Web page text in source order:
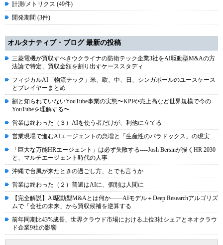
計測/メトリクス (49件)
開発期間 (3件)
オルタナティブ・ブログ 最新の投稿
三菱電機が買収すべきウクライナの防衛テック企業3社をAI駆動型M&Aの方
法論で特定、買収金額を割り出すケーススタディ
フィジカルAI「物流テック」米、欧、中、日、シンガポールのユースケース
とプレイヤーまとめ
割と知られていないYouTube事業の実態〜KPIや売上高など世界規模で今の
YouTubeを理解する〜
営業は終わった（３）AIを使う者だけが、利他に立てる
営業現場で進むAIエージェントの急増と「生産性のパラドックス」の現実
「巨大な万能HRエージェント」は必ず失敗する----Josh Bersinが描くHR 2030
と、マルチエージェント時代の人事
沖縄で台風が来たときの過ごし方、とでも言うか
営業は終わった（２）普遍はAIに、個別は人間に
【完全解説】AI駆動型M&Aとは何か――AIモデル＋Deep Researchアルゴリズ
ムで「会社の未来」から買収候補を逆算する
前年同期比43%成長、世界クラウド市場における上位3社シェアとネオクラウ
ド企業9社の影響